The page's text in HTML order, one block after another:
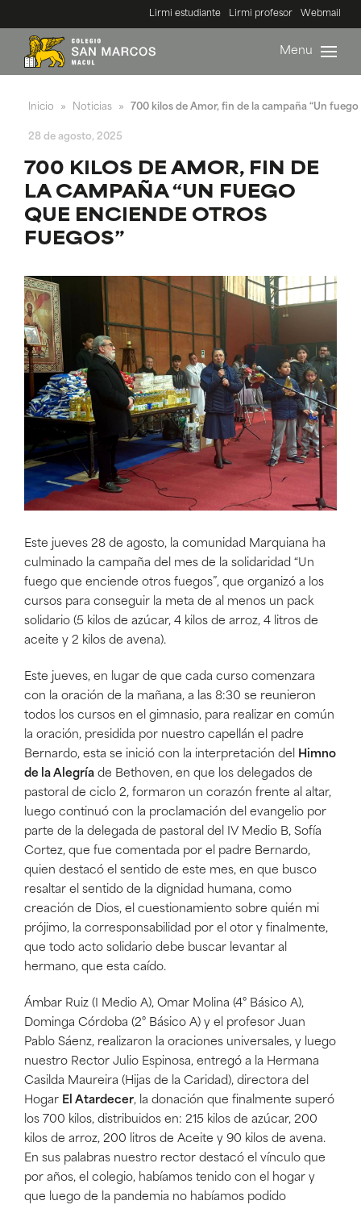
Lirmi estudiante Lirmi profesor Webmail
Menu
Inicio » Noticias » 700 kilos de Amor, fin de la campaña “Un
28 de agosto, 2025
700 KILOS DE AMOR, FIN DE
LA CAMPAÑA “UN FUEGO
QUE ENCIENDE OTROS
FUEGOS”
Este jueves 28 de agosto, la comunidad Marquiana ha
culminado la campaña del mes de la solidaridad “Un
fuego que enciende otros fuegos”, que organizó a los
cursos para conseguir la meta de al menos un pack
solidario (5 kilos de azúcar, 4 kilos de arroz, 4 litros de
aceite y 2 kilos de avena).
Este jueves, en lugar de que cada curso comenzara
con la oración de la mañana, a las 8:30 se reunieron
todos los cursos en el gimnasio, para realizar en común
la oración, presidida por nuestro capellán el padre
Bernardo, esta se inició con la interpretación del
Himno
de la Alegría de Bethoven, en que los delegados de
pastoral de ciclo 2, formaron un corazón frente al altar,
luego continuó con la proclamación del evangelio por
parte de la delegada de pastoral del IV Medio B, Sofía
Cortez, que fue comentada por el padre Bernardo,
quien destacó el sentido de este mes, en que busco
resaltar el sentido de la dignidad humana, como
creación de Dios, el cuestionamiento sobre quién mi
prójimo, la corresponsabilidad por el otor y finalmente,
que todo acto solidario debe buscar levantar al
hermano, que esta caído.
Ámbar Ruiz (I Medio A), Omar Molina (4° Básico A),
Dominga Córdoba (2° Básico A) y el profesor Juan
Pablo Sáenz, realizaron la oraciones universales, y luego
nuestro Rector Julio Espinosa, entregó a la Hermana
Casilda Maureira (Hijas de la Caridad), directora del
Hogar El Atardecer, la donación que finalmente superó
los 700 kilos, distribuidos en: 215 kilos de azúcar, 200
kilos de arroz, 200 litros de Aceite y 90 kilos de avena.
En sus palabras nuestro rector destacó el vínculo que
por años, el colegio, habíamos tenido con el hogar y
que luego de la pandemia no habíamos podido